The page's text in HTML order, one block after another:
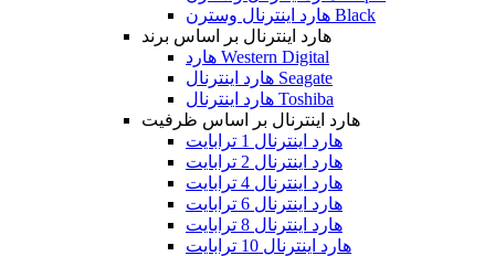
هارد اینترنال وسترن Black
هارد اینترنال بر اساس برند
هارد Western Digital
هارد اینترنال Seagate
هارد اینترنال Toshiba
هارد اینترنال بر اساس ظرفیت
هارد اینترنال 1 ترابایت
هارد اینترنال 2 ترابایت
هارد اینترنال 4 ترابایت
هارد اینترنال 6 ترابایت
هارد اینترنال 8 ترابایت
هارد اینترنال 10 ترابایت